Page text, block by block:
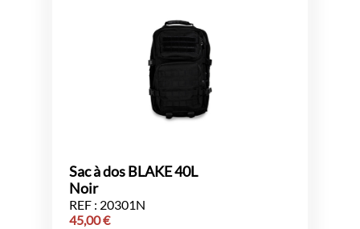
Sac à dos BLAKE 40L
Noir
REF : 20301N
45,00€